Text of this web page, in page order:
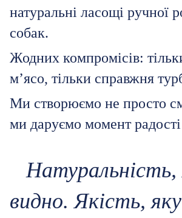
натуральні ласощі ручної
собак.
Жодних компромісів:
м’ясо, тільки справжня
Ми створюємо не просто
ми даруємо момент радості
Натуральність,
видно. Якість, яку